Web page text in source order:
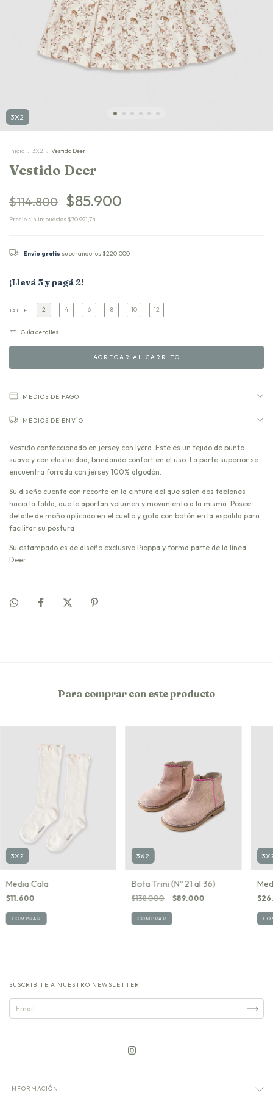
3X2
Inicio 3X2 Vestido Deer
Vestido Deer
$114.800 $85.900
Precio sin impuestos $70.991,74
Envío gratis superando los $220.000
¡Llevá 3 y pagá 2!
TALLE 2 4 6 8 10 12
Guía de talles
MEDIOS DE PAGO
MEDIOS DE ENVÍO
Vestido confeccionado en jersey con lycra. Este es un tejido de punto
suave y con elasticidad, brindando confort en el uso. La parte superior se
encuentra forrada con jersey 100% algodón.
Su diseño cuenta con recorte en la cintura del que salen dos tablones
hacia la falda, que le aportan volumen y movimiento a la misma. Posee
detalle de moño aplicado en el cuello y gota con botón en la espalda para
facilitar su postura
Su estampado es de diseño exclusivo Pioppa y forma parte de la línea
Deer.
Para comprar con este producto
3X2
Media Cala
$11.600
COMPRAR
3X2
Bota Trini (Nº 21 al 36)
$138.000 $89.000
COMPRAR
SUSCRIBITE A NUESTRO NEWSLETTER
INFORMACIÓN